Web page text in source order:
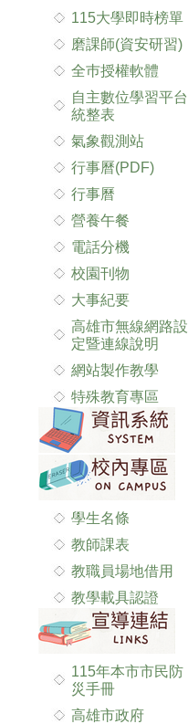
115大學即時榜單
磨課師(資安研習)
全巿授權軟體
自主數位學習平台
統整表
氣象觀測站
行事曆(PDF)
行事曆
營養午餐
電話分機
校園刊物
大事紀要
高雄市無線網路設
定暨連線說明
網站製作教學
特殊教育專區
學生名條
教師課表
教職員場地借用
教學載具認證
115年本市市民防
災手冊
高雄市政府